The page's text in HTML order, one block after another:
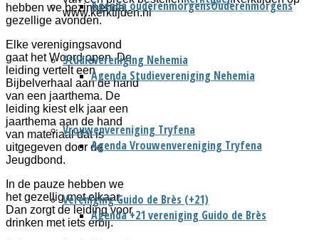
www.kerktijden.nl
Ouderenmorgens
Agenda ouderenmorgens
Studievereniging Nehemia
Agenda Studievereniging Nehemia
Vrouwenvereniging Tryfena
Agenda Vrouwenvereniging Tryfena
Vereniging Guido de Brès (+21)
Agenda +21 vereniging Guido de Brès
hebben we bezinnende,
gezellige avonden.
Elke verenigingsavond
gaat het Woord open. De
leiding vertelt een
Bijbelverhaal aan de hand
van een jaarthema. De
leiding kiest elk jaar een
jaarthema aan de hand
van materiaal dat is
uitgegeven door de
Jeugdbond.
In de pauze hebben we
het gezellig met elkaar.
Dan zorgt de leiding voor
drinken met iets erbij.